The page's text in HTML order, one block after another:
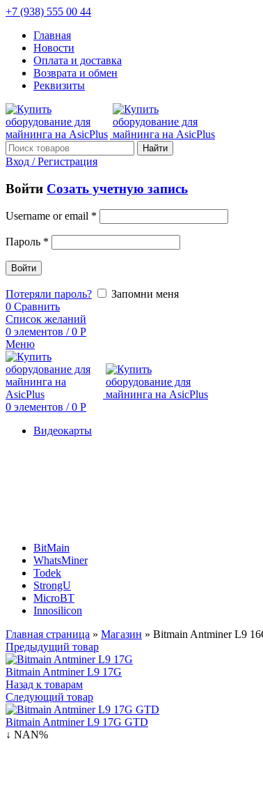
+7 (938) 555 00 44
Главная
Новости
Оплата и доставка
Возврата и обмен
Реквизиты
Найти
Вход / Регистрация
Войти Созать учетную запись
Username or email *
Пароль *
Войти
Потеряли пароль?
Запомни меня
0 Сравнить
Список желаний
0 элементов / 0 Р
Меню
0 элементов / 0 Р
Видеокарты
BitMain
WhatsMiner
Todek
StrongU
MicroBT
Innosilicon
Главная страница » Магазин » Bitmain Antminer L9
Предыдущий товар
Bitmain Antminer L9 17G
Назад к товарам
Следующий товар
Bitmain Antminer L9 17G GTD
↓ NAN%